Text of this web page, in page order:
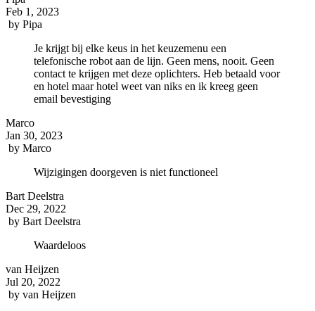
Feb 1, 2023
by Pipa
Je krijgt bij elke keus in het keuzemenu een
telefonische robot aan de lijn. Geen mens, nooit. Geen
contact te krijgen met deze oplichters. Heb betaald voor
en hotel maar hotel weet van niks en ik kreeg geen
email bevestiging
Marco
Jan 30, 2023
by Marco
Wijzigingen doorgeven is niet functioneel
Bart Deelstra
Dec 29, 2022
by Bart Deelstra
Waardeloos
van Heijzen
Jul 20, 2022
by van Heijzen